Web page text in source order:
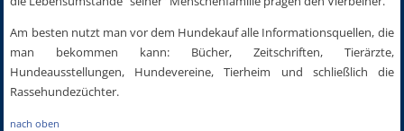
Am besten nutzt man vor dem Hundekauf alle Informationsquellen, die
man bekommen kann: Bücher, Zeitschriften, Tierärzte,
Hundeausstellungen, Hundevereine, Tierheim und schließlich die
Rassehundezüchter.
nach oben